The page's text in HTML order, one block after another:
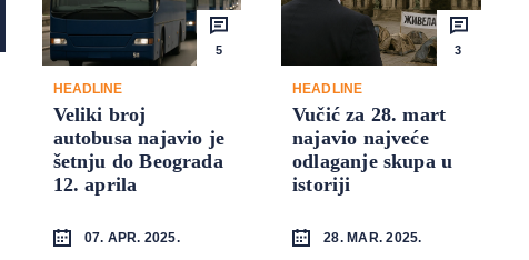
5
HEADLINE
Veliki broj
autobusa najavio je
šetnju do Beograda
12. aprila
07. APR. 2025.
3
HEADLINE
Vučić za 28. mart
najavio najveće
odlaganje skupa u
istoriji
28. MAR. 2025.